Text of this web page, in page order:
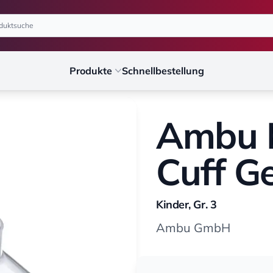
Produkte Schnellbestellung
Ambu
Cuff
Kinder, Gr. 3
Ambu GmbH